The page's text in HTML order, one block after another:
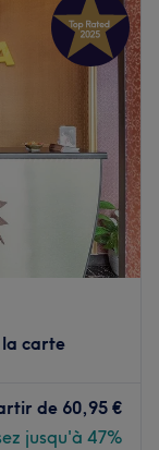
Fermé
–19:00
19:00
pensé pour
être. Chaque
à vos
détente et de
à pied du
carte
de 60,95 €
jusqu'à 47%